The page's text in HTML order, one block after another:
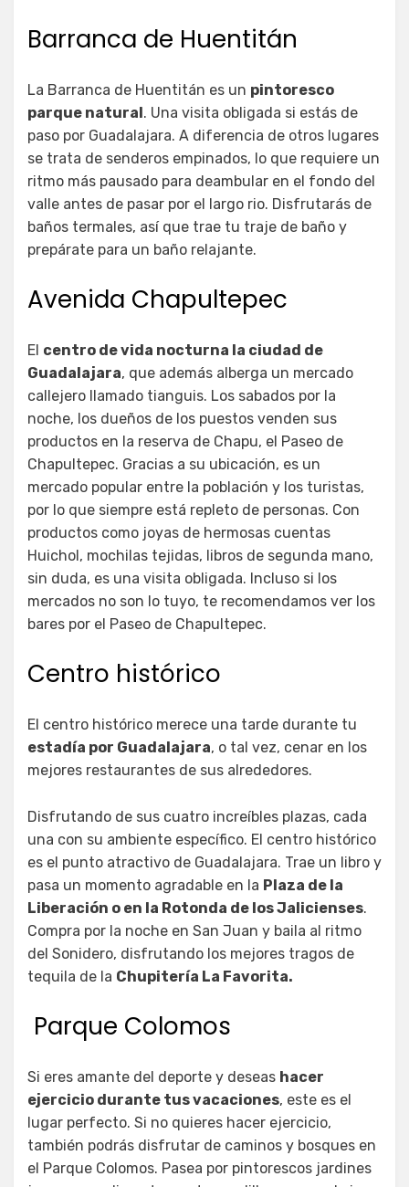
Barranca de Huentitán
La Barranca de Huentitán es un pintoresco
parque natural . Una visita obligada si estás de
paso por Guadalajara. A diferencia de otros lugares
se trata de senderos empinados, lo que requiere un
ritmo más pausado para deambular en el fondo del
valle antes de pasar por el largo rio. Disfrutarás de
baños termales, así que trae tu traje de baño y
prepárate para un baño relajante.
Avenida Chapultepec
El centro de vida nocturna la ciudad de
Guadalajara, que además alberga un mercado
callejero llamado tianguis. Los sabados por la
noche, los dueños de los puestos venden sus
productos en la reserva de Chapu, el Paseo de
Chapultepec. Gracias a su ubicación, es un
mercado popular entre la población y los turistas,
por lo que siempre está repleto de personas. Con
productos como joyas de hermosas cuentas
Huichol, mochilas tejidas, libros de segunda mano,
sin duda, es una visita obligada. Incluso si los
mercados no son lo tuyo, te recomendamos ver los
bares por el Paseo de Chapultepec.
Centro histórico
El centro histórico merece una tarde durante tu
estadía por Guadalajara, o tal vez, cenar en los
mejores restaurantes de sus alrededores.
Disfrutando de sus cuatro increíbles plazas, cada
una con su ambiente específico. El centro histórico
es el punto atractivo de Guadalajara. Trae un libro y
pasa un momento agradable en la Plaza de la
Liberación o en la Rotonda de los Jalicienses.
Compra por la noche en San Juan y baila al ritmo
del Sonidero, disfrutando los mejores tragos de
tequila de la Chupitería La Favorita.
Parque Colomos
Si eres amante del deporte y deseas hacer
ejercicio durante tus vacaciones, este es el
lugar perfecto. Si no quieres hacer ejercicio,
también podrás disfrutar de caminos y bosques en
el Parque Colomos. Pasea por pintorescos jardines